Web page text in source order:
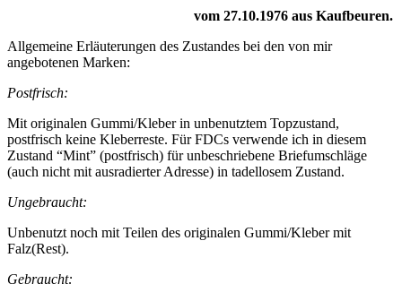
vom 27.10.1976 aus Kaufbeuren.
Allgemeine Erläuterungen des Zustandes bei den von mir
angebotenen Marken:
Postfrisch:
Mit originalen Gummi/Kleber in unbenutztem Topzustand,
postfrisch keine Kleberreste. Für FDCs verwende ich in diesem
Zustand “Mint” (postfrisch) für unbeschriebene Briefumschläge
(auch nicht mit ausradierter Adresse) in tadellosem Zustand.
Ungebraucht:
Unbenutzt noch mit Teilen des originalen Gummi/Kleber mit
Falz(Rest).
Gebraucht: